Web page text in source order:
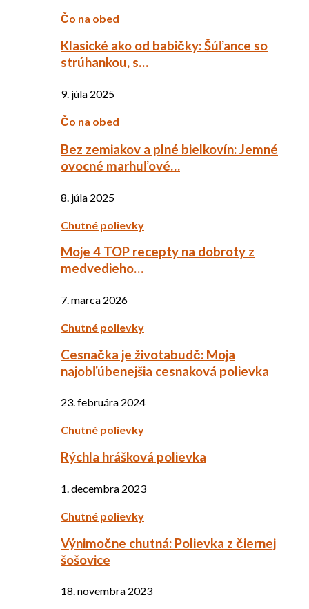
Čo na obed
Klasické ako od babičky: Šúľance so
strúhankou, s…
9. júla 2025
Čo na obed
Bez zemiakov a plné bielkovín: Jemné
ovocné marhuľové…
8. júla 2025
Chutné polievky
Moje 4 TOP recepty na dobroty z
medvedieho…
7. marca 2026
Chutné polievky
Cesnačka je životabudč: Moja
najobľúbenejšia cesnaková polievka
23. februára 2024
Chutné polievky
Rýchla hrášková polievka
1. decembra 2023
Chutné polievky
Výnimočne chutná: Polievka z čiernej
šošovice
18. novembra 2023